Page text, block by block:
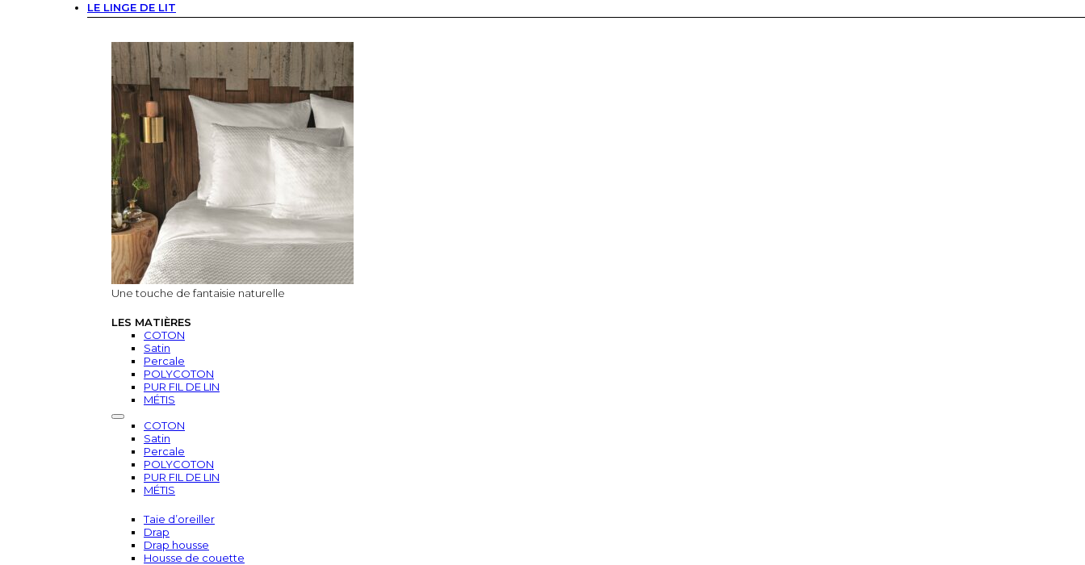
LE LINGE DE LIT
Une touche de fantaisie naturelle
LES MATIÈRES
COTON
Satin
Percale
POLYCOTON
PUR FIL DE LIN
MÉTIS
COTON
Satin
Percale
POLYCOTON
PUR FIL DE LIN
MÉTIS
Taie d’oreiller
Drap
Drap housse
Housse de couette